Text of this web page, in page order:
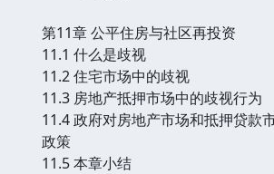
第11章 公平住房与社区再投资
11.1 什么是歧视
11.2 住宅市场中的歧视
11.3 房地产抵押市场中的歧视行为
11.4 政府对房地产市场和抵押贷款
政策
11.5 本章小结